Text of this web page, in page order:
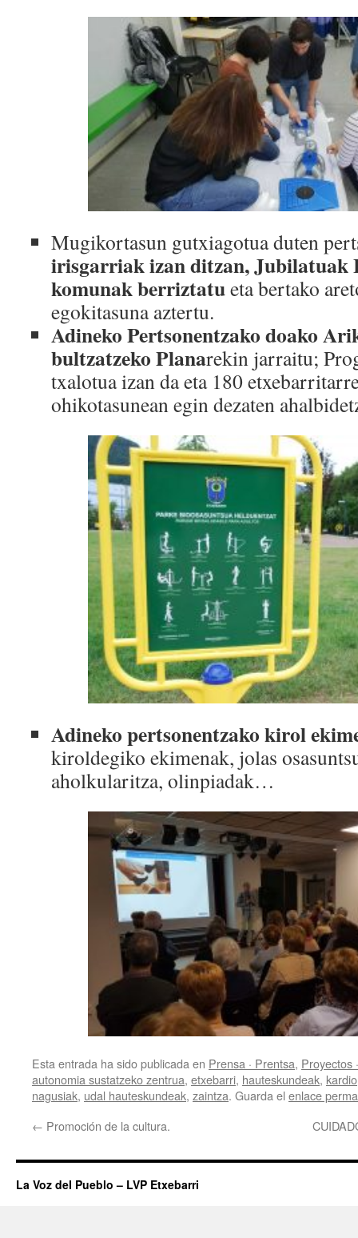
Mugikortasun gutxiagotua duten
irisgarriak izan ditzan, Jubilatuak
komunak berriztatueta bertako
egokitasuna aztertu.
Adineko Pertsonentzako doako
bultzatzeko Planarekin jarraitu;
txalotua izan da eta 180
ohikotasunean egin dezaten
Adineko pertsonentzako kirol
kiroldegiko ekimenak, jolas
aholkularitza, olinpiadak…
Esta entrada ha sido publicada en Prensa · Prentsa, Proyectos
autonomia sustatzeko zentrua, etxebarri, hauteskundeak, kardio
nagusiak, udal hauteskundeak, zaintza. Guarda el enlace
← Promoción de la cultura.
La Voz del Pueblo – LVP Etxebarri